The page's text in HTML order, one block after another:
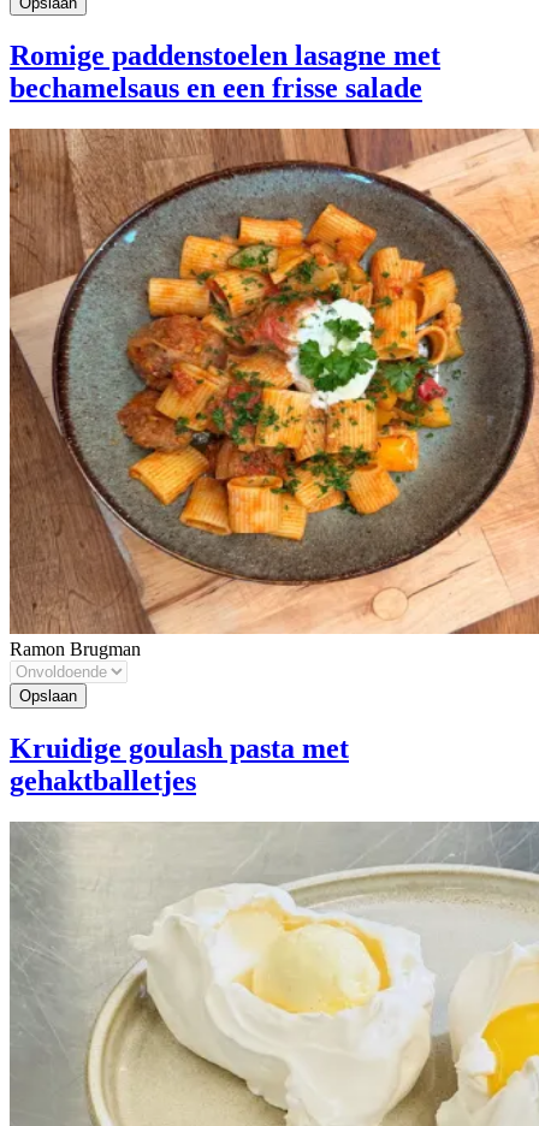
Romige paddenstoelen lasagne met
bechamelsaus en een frisse salade
Ramon Brugman
Kruidige goulash pasta met
gehaktballetjes